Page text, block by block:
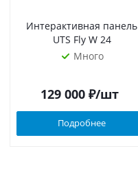
Интерактивная панель
UTS Fly W 24
Много
129 000₽/шт
Подробнее